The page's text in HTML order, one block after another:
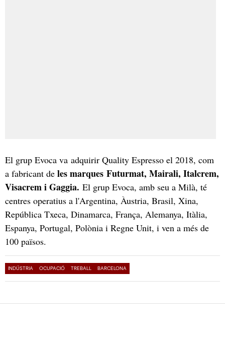
El grup Evoca va adquirir Quality Espresso el 2018, com
a fabricant de les marques Futurmat, Mairali, Italcrem,
Visacrem i Gaggia. El grup Evoca, amb seu a Milà, té
centres operatius a l'Argentina, Àustria, Brasil, Xina,
República Txeca, Dinamarca, França, Alemanya, Itàlia,
Espanya, Portugal, Polònia i Regne Unit, i ven a més de
100 països.
INDÚSTRIA OCUPACIÓ TREBALL BARCELONA